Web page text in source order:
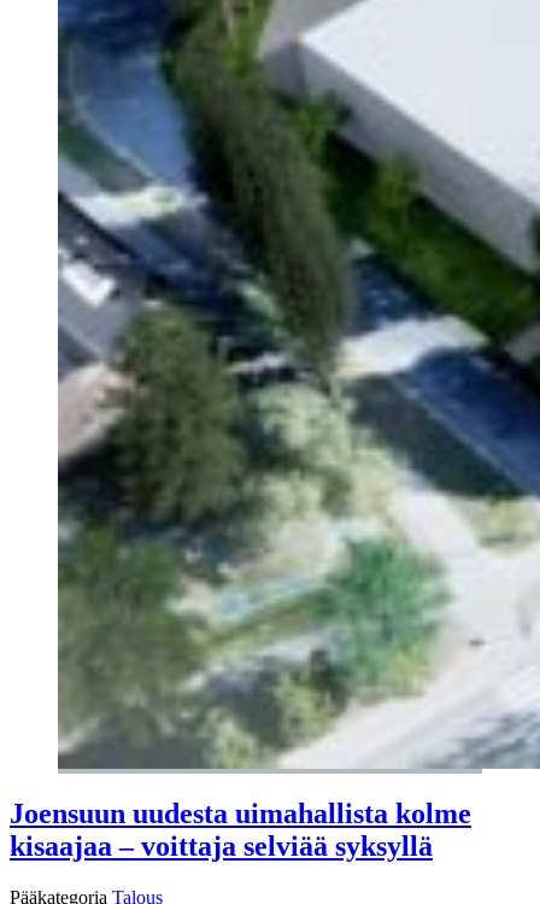
Joensuun uudesta uimahallista kolme
kisaajaa – voittaja selviää syksyllä
Pääkategoria Talous